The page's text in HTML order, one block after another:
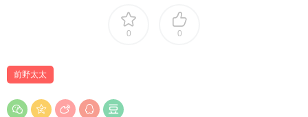
0 0
前野太太